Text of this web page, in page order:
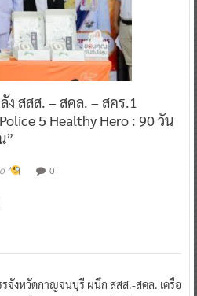
สสส. – สคล. – สคร.1
5 Healthy Hero : 90 วัน
”
^ 0
จังหวัดกาญจนบุรี ผนึก สสส.-สคล. เครือ